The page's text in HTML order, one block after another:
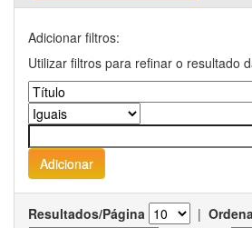
Adicionar filtros:
Utilizar filtros para refinar o resultado
Resultados/Página |